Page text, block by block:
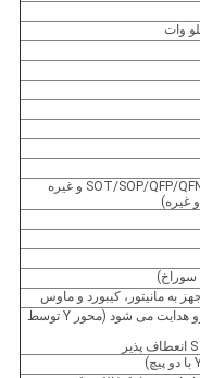
محور X&Y که توسط موتورهای سروو هدایت می شود (محور Y توسط